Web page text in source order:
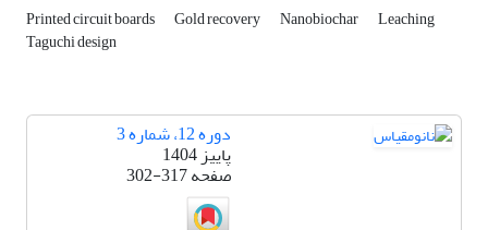
Printed circuit boards Gold recovery Nanobiochar Leaching
Taguchi design
دوره 12، شماره 3
پاییز 1404
صفحه302-317